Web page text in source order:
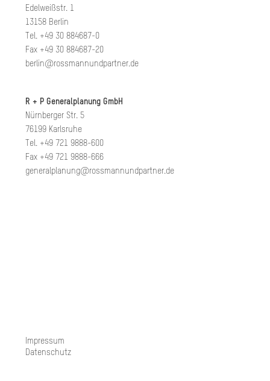
Edelweißstr. 1
13158 Berlin
Tel. +49 30 884687-0
Fax +49 30 884687-20
berlin@rossmannundpartner.de
R + P Generalplanung GmbH
Nürnberger Str. 5
76199 Karlsruhe
Tel. +49 721 9888-600
Fax +49 721 9888-666
generalplanung@rossmannundpartner.de
Impressum
Datenschutz